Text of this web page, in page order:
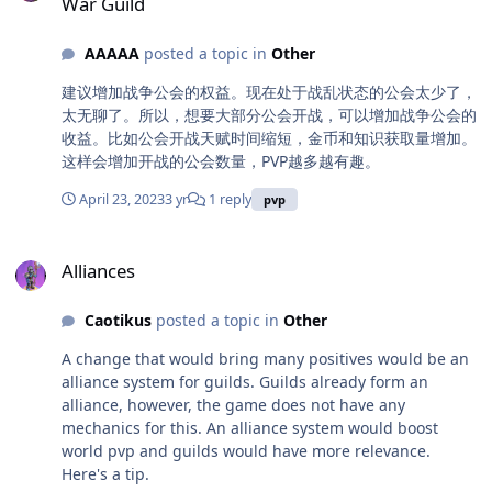
увековечен в каком либо посте от разработчиков, а
вместе с ним и его гильдия, в которой он состоит.
Однако тут стоит вспомнить о том, что в локациях
грота может находиться максимум 8 человек от одной
гильдии, а некоторые гильдии состоят в своих
альянсах, что позволяет им проводить сражения с
говоря о том, что игроки, которые находятся в
устраивать им засады. Таким образом можно убить
, сделав суицид. Предложение: Сделать начисление
мире(однако для этого нужно будет сделать откат
наград с чемпионов фиксированным, в 1:00 по
мск)Это позволит сместить место основных событий
ГВГ на локации, где у игроков практически нет шанса
избежать сражений. Пусть драки и будут проходить в
формате 8/8, временами с перевесом сил одной из
было бы и не ломать, если бы не ГВГ. В самом худшем
меньше, чем ПВЕ ребята, если конкуренция за ГВГ
Представляю ситуацию, где топ ги копят голд, чтоб он
у них до конца ГВГ не закончился, не дай бог. Взамен,
какие награды нас ждут? Костюм и оболочка, которые
отвечают только лишь за внешний вид, расходка,
которая нужна только лишь для ГВГ и немножко
золота. Внимание, если игроки на 1ом месте купят
При средних тратах в 20к золота в день и при том,
клане, иначе это закончится поражением. Тем
временем ПВЕ игрок с того же судьи и зверя в день
зарабатывает дополнительно минимум на 30к голд
больше, если активно играет. Ещё у вас был баф на
осколки в гротте, но каким-то чудным образом сразу
же после конца сезона они у меня пропали из
магазина. Зачем игроку, у которого есть костюм
https://www.absalomguild.com/ Hope to see some early
adopters who have faith in my vision and leadership
abilities, as I am looking for some assistants to
collaborate with and make this guild the best it can be!
Cheers!
AAAAAposted a topic in Other
建议增加战争公会的权益。现在处于战乱状态的公会太少了，
太无聊了。所以，想要大部分公会开战，可以增加战争公会的
收益。比如公会开战天赋时间缩短，金币和知识获取量增加。
这样会增加开战的公会数量，PVP越多越有趣。
April 23, 20233 yr 1 reply pvp
Alliances
Caotikusposted a topic in Other
A change that would bring many positives would be an
alliance system for guilds. Guilds already form an
alliance, however, the game does not have any
mechanics for this. An alliance system would boost
world pvp and guilds would have more relevance.
Here's a tip.